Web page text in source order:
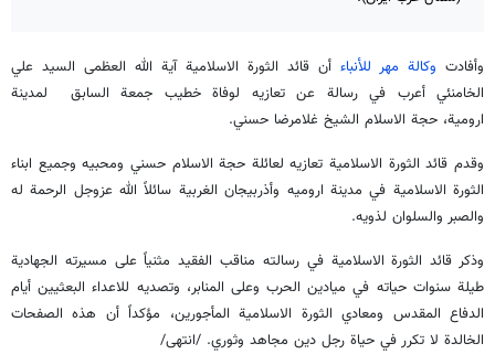
وأفادت وكالة مهر للأنباء أن قائد الثورة الاسلامية آية الله العظمى السيد علي
الخامنئي أعرب في رسالة عن تعازيه لوفاة خطيب جمعة السابق لمدينة
ارومية، حجة الاسلام الشيخ غلامرضا حسني.
وقدم قائد الثورة الاسلامية تعازيه لعائلة حجة الاسلام حسني ومحبيه وجميع ابناء
الثورة الاسلامية في مدينة اروميه وأذربيجان الغربية سائلاً الله عزوجل الرحمة له
والصبر والسلوان لذويه.
وذكر قائد الثورة الاسلامية في رسالته مناقب الفقيد مثنياً على مسيرته الجهادية
طيلة سنوات حياته في ميادين الحرب وعلى المنابر، وتصديه للاعداء البعثيين أيام
الدفاع المقدس ومعادي الثورة الاسلامية المأجورين، مؤكداً أن هذه الصفحات
الخالدة لا تكرر في حياة رجل دين مجاهد وثوري. /انتهى/